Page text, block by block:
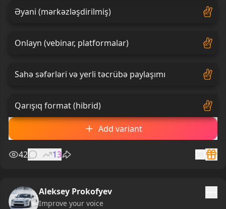
Əyani (mərkəzləşdirilmiş)
Onlayn (vebinar, platformalar)
Sahə səfərləri və yerli təcrübə paylaşımı
Qarışıq format (hibrid)
Add variant
42 13
Aleksey Prokofyev
Improve your voice